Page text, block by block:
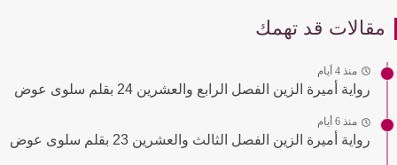
قد تهمك
منذ 4 أيام
رواية أميرة الزين الفصل الرابع والعشرين 24 بقلم سلوى عوض
منذ 6 أيام
رواية أميرة الزين الفصل الثالث والعشرين 23 بقلم سلوى عوض